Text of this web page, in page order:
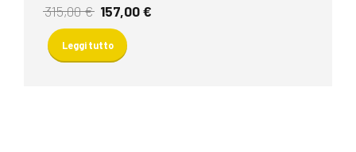
315,00€ Il
prezzo
originale
era:
157,00€
Leggi tutto